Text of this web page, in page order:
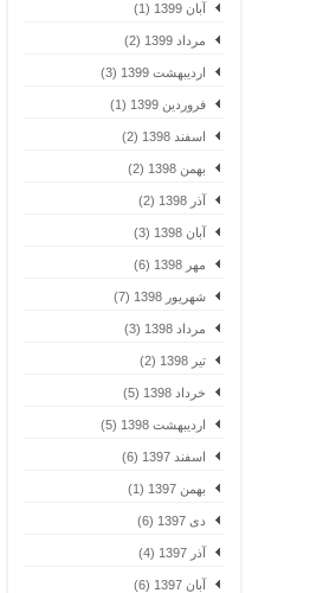
آبان 1399 (1)
مرداد 1399 (2)
اردیبهشت 1399 (3)
فروردین 1399 (1)
اسفند 1398 (2)
بهمن 1398 (2)
آذر 1398 (2)
آبان 1398 (3)
مهر 1398 (6)
شهریور 1398 (7)
مرداد 1398 (3)
تیر 1398 (2)
خرداد 1398 (5)
اردیبهشت 1398 (5)
اسفند 1397 (6)
بهمن 1397 (1)
دی 1397 (6)
آذر 1397 (4)
آبان 1397 (6)